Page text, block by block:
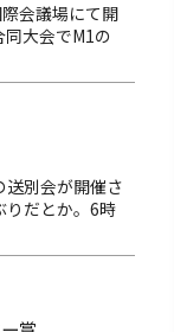
会議場にて開
大会でM1の
送別会が開催さ
りだとか。6時